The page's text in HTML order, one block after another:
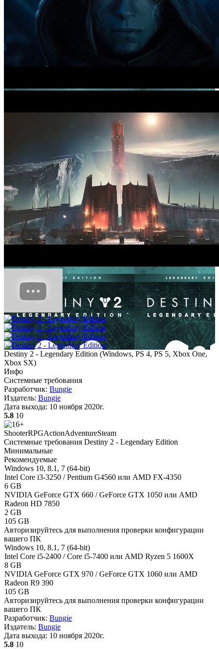
Destiny 2 - Legendary Edition (Windows, PS 4, PS 5, Xbox One,
Xbox SX)
Инфо
Системные требования
Разработчик: Bungie
Издатель: Bungie
Дата выхода: 10 ноября 2020г.
5.8 10
ShooterRPGActionAdventureSteam
Системные требования Destiny 2 - Legendary Edition
Минимальные
Рекомендуемые
Windows 10, 8.1, 7 (64-bit)
Intel Core i3-3250 / Pentium G4560 или AMD FX-4350
6 GB
NVIDIA GeForce GTX 660 / GeForce GTX 1050 или AMD
Radeon HD 7850
2 GB
105 GB
Авторизируйтесь для выполнения проверки конфигурации
вашего ПК
Windows 10, 8.1, 7 (64-bit)
Intel Core i5-2400 / Core i5-7400 или AMD Ryzen 5 1600X
8 GB
NVIDIA GeForce GTX 970 / GeForce GTX 1060 или AMD
Radeon R9 390
105 GB
Авторизируйтесь для выполнения проверки конфигурации
вашего ПК
Разработчик: Bungie
Издатель: Bungie
Дата выхода: 10 ноября 2020г.
5.8 10